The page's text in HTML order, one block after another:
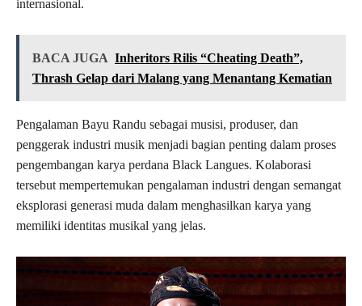
internasional.
BACA JUGA Inheritors Rilis “Cheating Death”,
Thrash Gelap dari Malang yang Menantang Kematian
Pengalaman Bayu Randu sebagai musisi, produser, dan
penggerak industri musik menjadi bagian penting dalam proses
pengembangan karya perdana Black Langues. Kolaborasi
tersebut mempertemukan pengalaman industri dengan semangat
eksplorasi generasi muda dalam menghasilkan karya yang
memiliki identitas musikal yang jelas.